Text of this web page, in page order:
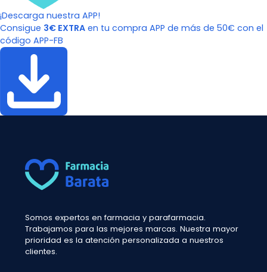
¡Descarga nuestra APP!
Consigue 3€ EXTRA en tu compra APP de más de 50€ con el
código APP-FB
Somos expertos en farmacia y parafarmacia.
Trabajamos para las mejores marcas. Nuestra mayor
prioridad es la atención personalizada a nuestros
clientes.